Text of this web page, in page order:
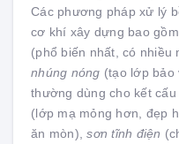
Các phương pháp xử lý
cơ khí xây dựng bao
(phổ biến nhất, có nhiều
nhúng nóng (tạo lớp bảo
thường dùng cho kết
(lớp mạ mỏng hơn, đẹp
ăn mòn),sơn tĩnh điện